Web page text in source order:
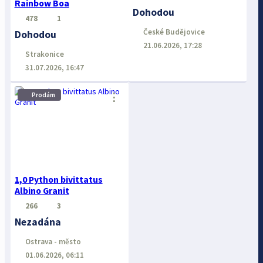
Rainbow Boa
478 1
Dohodou
Strakonice
31.07.2026, 16:47
Dohodou
České Budějovice
21.06.2026, 17:28
Prodám
1,0 Python bivittatus
Albino Granit
⋮
266 3
Nezadána
Ostrava - město
01.06.2026, 06:11